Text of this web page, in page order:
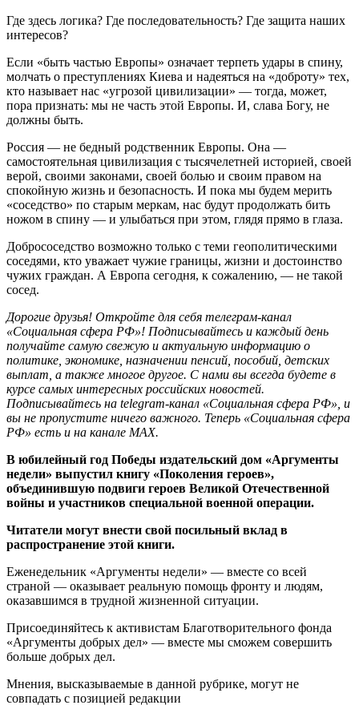
Где здесь логика? Где последовательность? Где защита наших
интересов?
Если «быть частью Европы» означает терпеть удары в спину,
молчать о преступлениях Киева и надеяться на «доброту» тех,
кто называет нас «угрозой цивилизации» — тогда, может,
пора признать: мы не часть этой Европы. И, слава Богу, не
должны быть.
Россия — не бедный родственник Европы. Она —
самостоятельная цивилизация с тысячелетней историей, своей
верой, своими законами, своей болью и своим правом на
спокойную жизнь и безопасность. И пока мы будем мерить
«соседство» по старым меркам, нас будут продолжать бить
ножом в спину — и улыбаться при этом, глядя прямо в глаза.
Добрососедство возможно только с теми геополитическими
соседями, кто уважает чужие границы, жизни и достоинство
чужих граждан. А Европа сегодня, к сожалению, — не такой
сосед.
Дорогие друзья! Откройте для себя телеграм-канал
«Социальная сфера РФ»! Подписывайтесь и каждый день
получайте самую свежую и актуальную информацию о
политике, экономике, назначении пенсий, пособий, детских
выплат, а также многое другое. С нами вы всегда будете в
курсе самых интересных российских новостей.
Подписывайтесь на telegram-канал «Социальная сфера РФ», и
вы не пропустите ничего важного. Теперь «Социальная сфера
РФ» есть и на канале МАХ.
В юбилейный год Победы издательский дом «Аргументы
недели» выпустил книгу «Поколения героев»,
объединившую подвиги героев Великой Отечественной
войны и участников специальной военной операции.
Читатели могут внести свой посильный вклад в
распространение этой книги.
Еженедельник «Аргументы недели» — вместе со всей
страной — оказывает реальную помощь фронту и людям,
оказавшимся в трудной жизненной ситуации.
Присоединяйтесь к активистам Благотворительного фонда
«Аргументы добрых дел» — вместе мы сможем совершить
больше добрых дел.
Мнения, высказываемые в данной рубрике, могут не
совпадать с позицией редакции